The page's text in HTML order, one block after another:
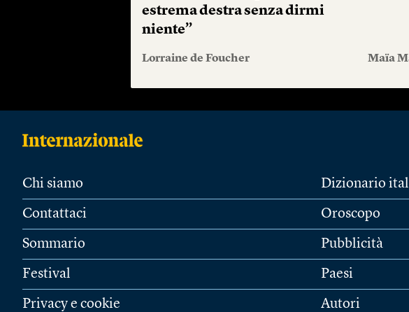
estrema destra senza dirmi
niente”
Lorraine de Foucher Maïa
Chi siamo
Contattaci
Sommario
Festival
Privacy e cookie
Dizionario
Oroscopo
Pubblicità
Paesi
Autori